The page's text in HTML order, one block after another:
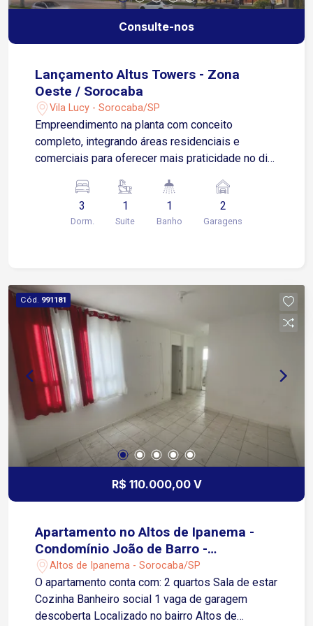
Consulte-nos
Lançamento Altus Towers - Zona
Oeste / Sorocaba
Vila Lucy - Sorocaba/SP
Empreendimento na planta com conceito
completo, integrando áreas residenciais e
comerciais para oferecer mais praticidade no dia
distribuídos em 3 dormitórios, sendo 1 suíte,
além de 2 vagas de garagem, garantindo conforto
e funcionalidade para toda a família. Localizado
mobilidade. Entre em contato para mais
informações e agende uma visita para conhecer
esse projeto pensado para valorizar seu
investimento.
3
Dorm.
1
Suite
1
Banho
2
Garagens
Cód. 991181
R$ 110.000,00 V
Apartamento no Altos de Ipanema -
Condomínio João de Barro -
Sorocaba/SP
Altos de Ipanema - Sorocaba/SP
O apartamento conta com: 2 quartos Sala de estar
Cozinha Banheiro social 1 vaga de garagem
descoberta Localizado no bairro Altos de